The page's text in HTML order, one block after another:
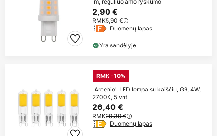
lm, reguliuojamo ryškumo
2,90 €
RMK5,90 €
Duomenų lapas
Yra sandėlyje
RMK -10%
"Arcchio" LED lempa su kaiščiu, G9, 4W,
2700K, 5 vnt
26,40 €
RMK29,39 €
Duomenų lapas